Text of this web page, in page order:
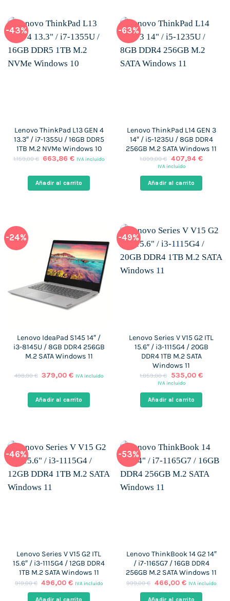
-43%
Lenovo ThinkPad L13 GEN 4
13.3″ / i7-1355U / 16GB DDR5
1TB M.2 NVMe Windows 10
1.159,00€ El
era:
1.159,00 €.
663,86€El
es:
663,86 €.
IVA incluido
Añadir al carrito
-63%
Lenovo ThinkPad L14 GEN 3
14″ / i5-1235U / 8GB DDR4
256GB M.2 SATA Windows 11
1.099,00€ El
precio
era:
1.099,00 €.
407,94 €El
es:
407,94
IVA incluido
Añadir al carrito
-24%
Lenovo IdeaPad S145 14″ /
i3-8145U / 8GB DDR4 256GB
M.2 SATA Windows 11
498,00€ El
era:
498,00 €.
379,00€El
es:
379,00 €.
IVA incluido
Añadir al carrito
-49%
Lenovo Series V V15 G2 ITL
15.6″ / i3-1115G4 / 20GB
DDR4 1TB M.2 SATA
Windows 11
1.059,00€
El
precio
era:
1.059,00 €.
535,00 €El
es:
IVA incluido
Añadir al carrito
-46%
Lenovo Series V V15 G2 ITL
15.6″ / i3-1115G4 / 12GB DDR4
1TB M.2 SATA Windows 11
919,00€ El
original
496,00€El
actual
IVA incluido
-53%
Lenovo ThinkBook 14 G2 14″
/ i7-1165G7 / 16GB DDR4
256GB M.2 SATA Windows 11
999,00€ El
original
466,00 €El
actual
IVA incluido